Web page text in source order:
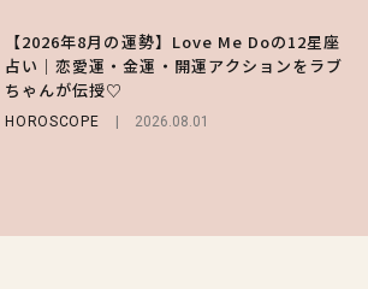
【2026年8月の運勢】Love Me Doの12星座
占い｜恋愛運・金運・開運アクションをラブ
ちゃんが伝授♡
HOROSCOPE 2026.08.01
【SNIDEL】長濱ねるとロマンティックトラ
ッドな秋はじめ｜2026秋の新作コーデ4選
【GU】夏の“主役級”アイテム決定！ヘルシ
ー＆可愛すぎる「大人の肌見せ」トップス3
選
FASHION 2026.07.19